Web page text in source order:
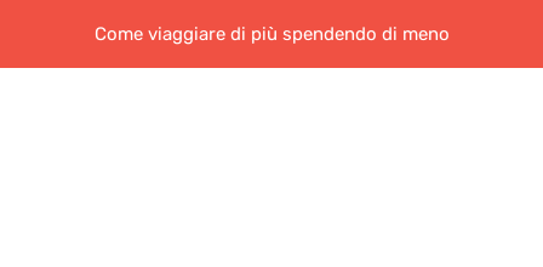
Come viaggiare di più spendendo di meno